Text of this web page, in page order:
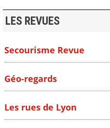
LES REVUES
Secourisme Revue
Géo-regards
Les rues de Lyon